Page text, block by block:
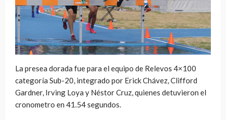
La presea dorada fue para el equipo de Relevos 4×100
categoría Sub-20, integrado por Erick Chávez, Clifford
Gardner, Irving Loya y Néstor Cruz, quienes detuvieron el
cronometro en 41.54 segundos.